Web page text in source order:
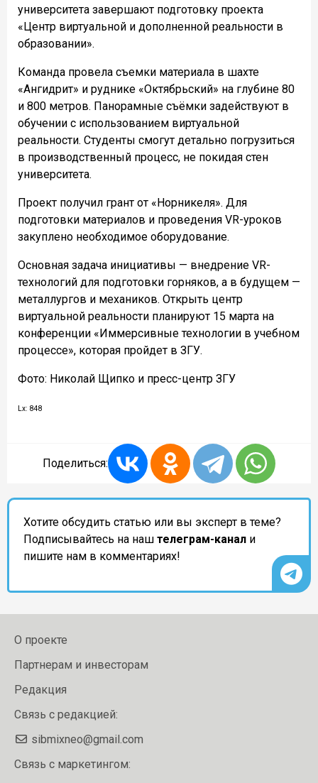
университета завершают подготовку проекта
«Центр виртуальной и дополненной реальности в
образовании».
Команда провела съемки материала в шахте
«Ангидрит» и руднике «Октябрьский» на глубине 80
и 800 метров. Панорамные съёмки задействуют в
обучении с использованием виртуальной
реальности. Студенты смогут детально погрузиться
в производственный процесс, не покидая стен
университета.
Проект получил грант от «Норникеля». Для
подготовки материалов и проведения VR-уроков
закуплено необходимое оборудование.
Основная задача инициативы — внедрение VR-
технологий для подготовки горняков, а в будущем —
металлургов и механиков. Открыть центр
виртуальной реальности планируют 15 марта на
конференции «Иммерсивные технологии в учебном
процессе», которая пройдет в ЗГУ.
Фото: Николай Щипко и пресс-центр ЗГУ
Lx: 848
Поделиться:
Хотите обсудить статью или вы эксперт в теме?
Подписывайтесь на наш телеграм-канал и
пишите нам в комментариях!
О проекте
Партнерам и инвесторам
Редакция
Связь с редакцией:
sibmixneo@gmail.com
Связь с маркетингом: